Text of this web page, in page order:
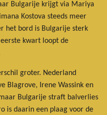
Bulgarije krijgt via Mariya
Kostova steeds meer
het bord is Bulgarije sterk
kwart loopt de
groter. Nederland
Blagrove, Irene Wassink en
Bulgarije straft balverlies
is daarin een plaag voor de